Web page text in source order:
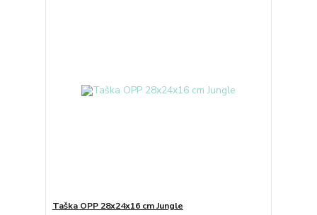
Taška OPP 28x24x16 cm Jungle